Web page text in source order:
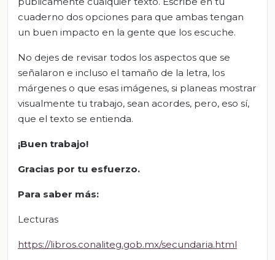
cuaderno dos opciones para que ambas tengan
un buen impacto en la gente que los escuche.
No dejes de revisar todos los aspectos que se
señalaron e incluso el tamaño de la letra, los
márgenes o que esas imágenes, si planeas mostrar
visualmente tu trabajo, sean acordes, pero, eso sí,
que el texto se entienda.
¡Buen trabajo!
Gracias por tu esfuerzo.
Para saber más:
Lecturas
https://libros.conaliteg.gob.mx/secundaria.html